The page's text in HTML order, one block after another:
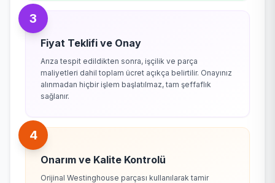
3
Fiyat Teklifi ve Onay
Arıza tespit edildikten sonra, işçilik ve parça
maliyetleri dahil toplam ücret açıkça belirtilir. Onayınız
alınmadan hiçbir işlem başlatılmaz, tam şeffaflık
sağlanır.
4
Onarım ve Kalite Kontrolü
Orijinal Westinghouse parçası kullanılarak tamir